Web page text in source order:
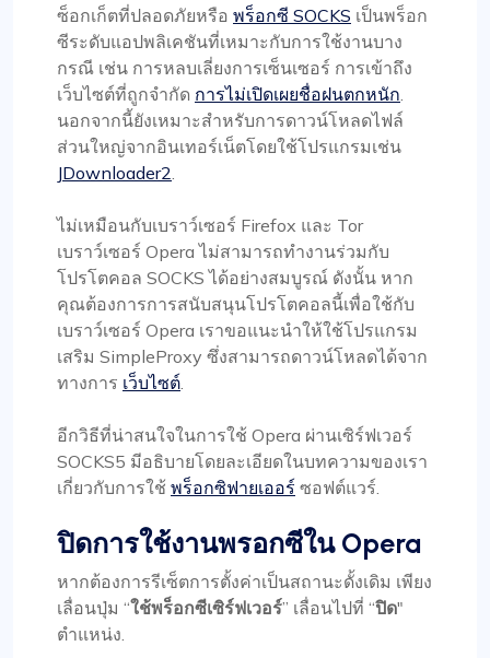
ซ็อกเก็ตที่ปลอดภัยหรือ พร็อกซี SOCKS เป็นพร็อก
ซีระดับแอปพลิเคชันที่เหมาะกับการใช้งานบาง
กรณี เช่น การหลบเลี่ยงการเซ็นเซอร์ การเข้าถึง
เว็บไซต์ที่ถูกจำกัด การไม่เปิดเผยชื่อฝนตกหนัก.
นอกจากนี้ยังเหมาะสำหรับการดาวน์โหลดไฟล์
ส่วนใหญ่จากอินเทอร์เน็ตโดยใช้โปรแกรมเช่น
JDownloader2.
ไม่เหมือนกับเบราว์เซอร์ Firefox และ Tor
เบราว์เซอร์ Opera ไม่สามารถทำงานร่วมกับ
โปรโตคอล SOCKS ได้อย่างสมบูรณ์ ดังนั้น หาก
คุณต้องการการสนับสนุนโปรโตคอลนี้เพื่อใช้กับ
เบราว์เซอร์ Opera เราขอแนะนำให้ใช้โปรแกรม
เสริม SimpleProxy ซึ่งสามารถดาวน์โหลดได้จาก
ทางการ เว็บไซต์.
อีกวิธีที่น่าสนใจในการใช้ Opera ผ่านเซิร์ฟเวอร์
SOCKS5 มีอธิบายโดยละเอียดในบทความของเรา
เกี่ยวกับการใช้ พร็อกซิฟายเออร์ ซอฟต์แวร์.
ปิดการใช้งานพรอกซีใน Opera
หากต้องการรีเซ็ตการตั้งค่าเป็นสถานะดั้งเดิม เพียง
เลื่อนปุ่ม “ใช้พร็อกซีเซิร์ฟเวอร์” เลื่อนไปที่ “ปิด"
ตำแหน่ง.